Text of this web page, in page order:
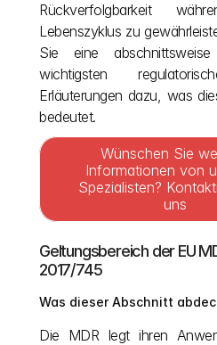
Rückverfolgbarkeit
Lebenszyklus zu
Sie eine
wichtigsten
Erläuterungen dazu, was
bedeutet.
Wünschen Sie
Informationen von
Spezialisten?
uns
Geltungsbereich der EU
2017/745
Was dieser Abschnitt
Die MDR legt ihren